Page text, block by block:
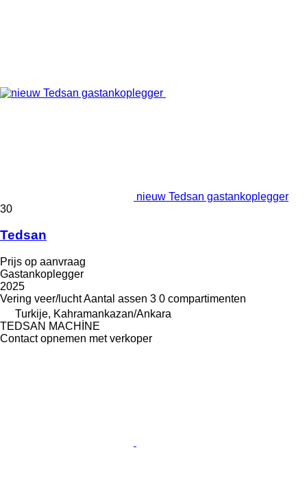
nieuw Tedsan gastankoplegger
30
Tedsan
Prijs op aanvraag
Gastankoplegger
2025
Vering veer/luchtAantal assen 3 0 compartimenten
Turkije, Kahramankazan/Ankara
TEDSAN MACHİNE
Contact opnemen met verkoper